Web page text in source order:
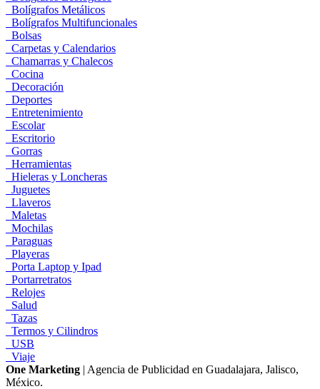
Bolígrafos Metálicos
Bolígrafos Multifuncionales
Bolsas
Carpetas y Calendarios
Chamarras y Chalecos
Cocina
Decoración
Deportes
Entretenimiento
Escolar
Escritorio
Gorras
Herramientas
Hieleras y Loncheras
Juguetes
Llaveros
Maletas
Mochilas
Paraguas
Playeras
Porta Laptop y Ipad
Portarretratos
Relojes
Salud
Tazas
Termos y Cilindros
USB
Viaje
One Marketing | Agencia de Publicidad en Guadalajara, Jalisco,
México.